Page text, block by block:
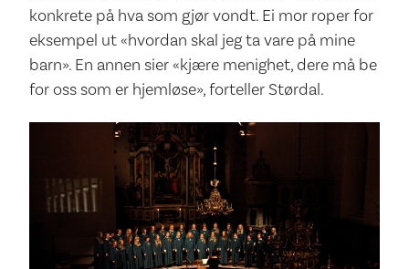
konkrete på hva som gjør vondt. Ei mor roper for
eksempel ut «hvordan skal jeg ta vare på mine
barn». En annen sier «kjære menighet, dere må be
for oss som er hjemløse», forteller Størdal.